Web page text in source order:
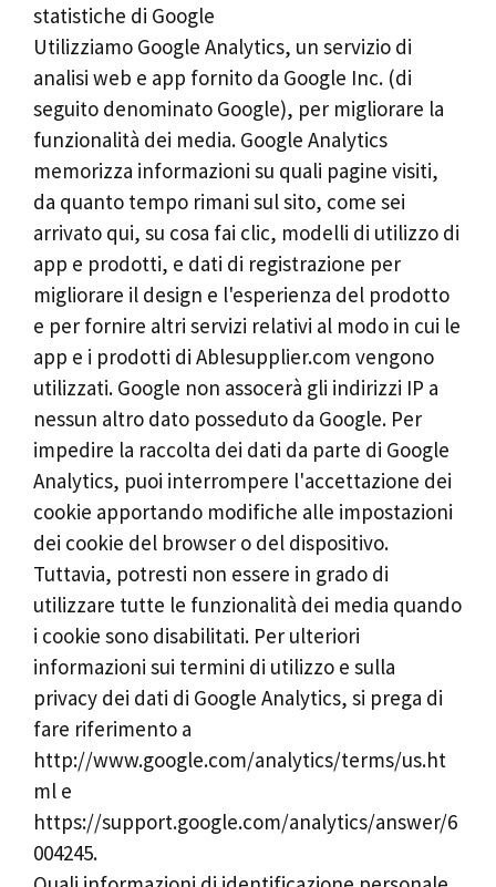
statistiche di Google
Utilizziamo Google Analytics, un servizio di
analisi web e app fornito da Google Inc. (di
seguito denominato Google), per migliorare la
funzionalità dei media. Google Analytics
memorizza informazioni su quali pagine visiti,
da quanto tempo rimani sul sito, come sei
arrivato qui, su cosa fai clic, modelli di utilizzo di
app e prodotti, e dati di registrazione per
migliorare il design e l'esperienza del prodotto
e per fornire altri servizi relativi al modo in cui le
app e i prodotti di Ablesupplier.com vengono
utilizzati. Google non assocerà gli indirizzi IP a
nessun altro dato posseduto da Google. Per
impedire la raccolta dei dati da parte di Google
Analytics, puoi interrompere l'accettazione dei
cookie apportando modifiche alle impostazioni
dei cookie del browser o del dispositivo.
Tuttavia, potresti non essere in grado di
utilizzare tutte le funzionalità dei media quando
i cookie sono disabilitati. Per ulteriori
informazioni sui termini di utilizzo e sulla
privacy dei dati di Google Analytics, si prega di
fare riferimento a
http://www.google.com/analytics/terms/us.ht
ml e
https://support.google.com/analytics/answer/6
004245.